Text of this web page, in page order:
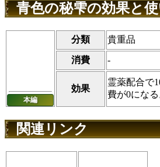
青色の秘雫の効果と
本編
分類 貴重品
消費 -
効果
霊薬配合で
費が0になる
関連リンク